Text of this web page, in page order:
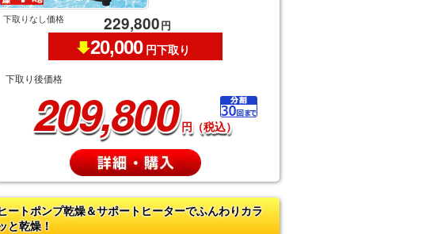
下取りなし価格 229,800円
20,000 円下取り
下取り後価格
209,800 円（税込）
ートポンプ乾燥＆サポートヒーターでふんわりカラ
と乾燥！